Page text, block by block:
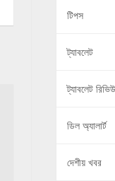
টিপস
ট্যাবলেট
ট্যাবলেট রিভিউ
ডিল অ্যালার্ট
দেশীয় খবর